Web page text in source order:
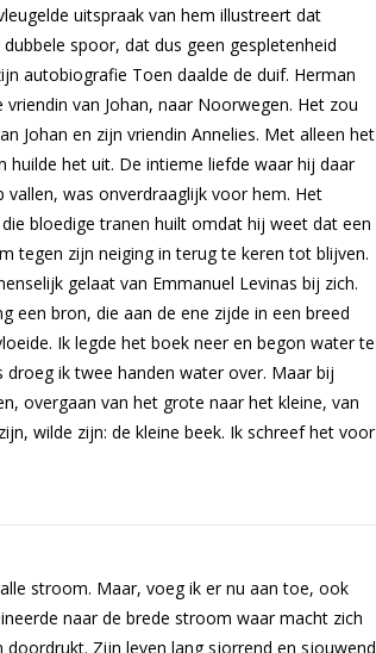
uitspraak van hem illustreert dat
spoor, dat dus geen gespletenheid
autobiografie Toen daalde de duif. Herman
van Johan, naar Noorwegen. Het zou
Johan en zijn vriendin Annelies. Met alleen het
huilde het uit. De intieme liefde waar hij daar
vallen, was onverdraaglijk voor hem. Het
bloedige tranen huilt omdat hij weet dat een
tegen zijn neiging in terug te keren tot blijven.
gelaat van Emmanuel Levinas bij zich.
een bron, die aan de ene zijde in een breed
Ik legde het boek neer en begon water te
droeg ik twee handen water over. Maar bij
overgaan van het grote naar het kleine, van
wilde zijn: de kleine beek. Ik schreef het voor
stroom. Maar, voeg ik er nu aan toe, ook
naar de brede stroom waar macht zich
Zijn leven lang sjorrend en sjouwend